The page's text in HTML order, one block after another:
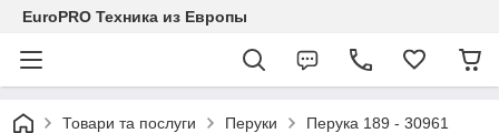
EuroPRO Техника из Европы
Товари та послуги Перуки Перука 189 - 30961